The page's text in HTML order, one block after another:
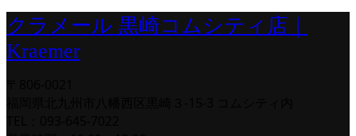
クラメール 黒崎コムシティ店｜
Kraemer